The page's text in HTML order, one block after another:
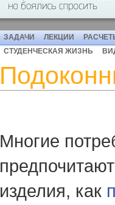
ЗАДАЧИ ЛЕКЦИИ
СТУДЕНЧЕСКАЯ ЖИЗНЬ
Многие
изделия, как